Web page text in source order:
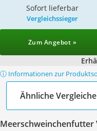
Sofort lieferbar
Vergleichssieger
Zum Angebot »
ⓘ Informationen zur
Ähnliche
Meerschweinchenfutter